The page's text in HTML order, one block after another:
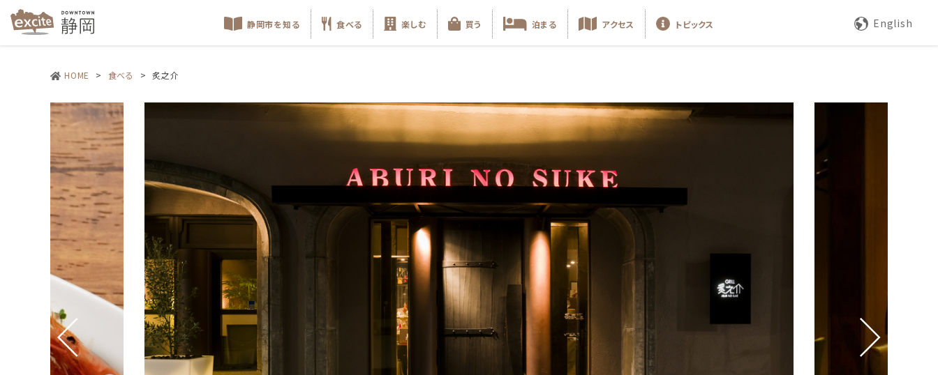
English
静岡市を知る 食べる 楽しむ 買う 泊まる アクセス トピックス
HOME > 食べる > 炙之介